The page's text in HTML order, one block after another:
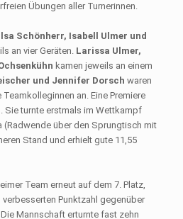
Übungen aller Turnerinnen.
Schönherr, Isabell Ulmer und
an vier Geräten. Larissa Ulmer,
kamen jeweils an einem
und Jennifer Dorsch waren
an. Eine Premiere
Sie turnte erstmals im Wettkampf
(Radwende über den Sprungtisch mit
Stand und erhielt gute 11,55
Team erneut auf dem 7. Platz,
Punktzahl gegenüber
Mannschaft erturnte fast zehn